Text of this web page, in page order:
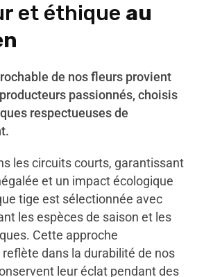
et éthique au
de nos fleurs provient
passionnés, choisis
respectueuses de
les circuits courts, garantissant
et un impact écologique
tige est sélectionnée avec
les espèces de saison et les
Cette approche
dans la durabilité de nos
leur éclat pendant des